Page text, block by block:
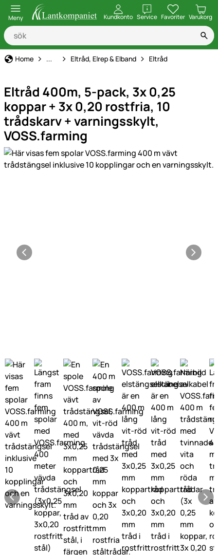
Meny Kundkonto ServiceöppnaFavoriter Varukorg
Home Elstängsel
... Eltråd, Elrep & Elband Eltråd
Eltråd 400m, 5-pack, 3x 0,25
koppar + 3x 0,20 rostfria, 10
trådskarv + varningsskylt,
VOSS.farming
Produktgaleri